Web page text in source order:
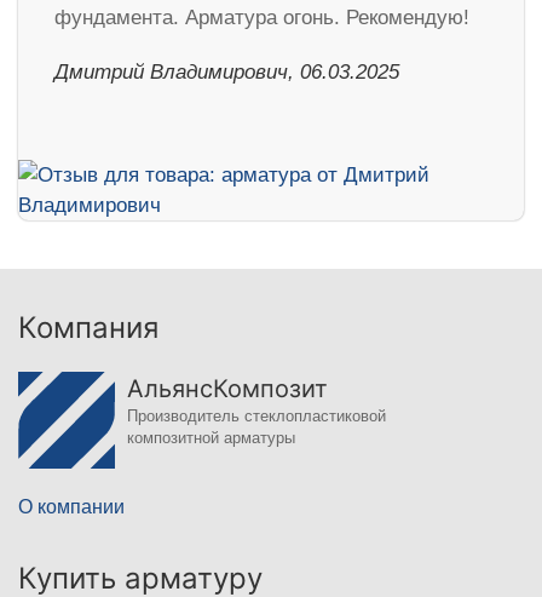
фундамента. Арматура огонь. Рекомендую!
Дмитрий Владимирович, 06.03.2025
Компания
АльянсКомпозит
Производитель стеклопластиковой
композитной арматуры
О компании
Купить арматуру